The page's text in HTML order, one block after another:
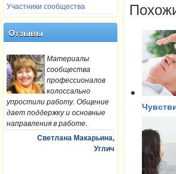
Участники сообщества
Отзывы
Материалы
сообщества
профессионалов
колоссально
упростили работу. Общение
дает поддержку и основные
направления в работе.
Светлана Макарьина,
Углич